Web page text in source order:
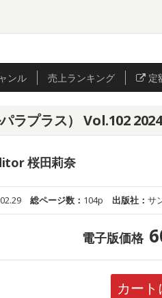
ンル 売上ランキング 定
ラプラス） Vol.102
桜田莉奈
総ページ数： 104p 出版社：サ
電子版価格
カート